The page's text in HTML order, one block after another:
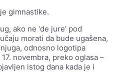
gimnastike.
ako ne ‘de jure’ pod
morati da bude ugašena,
odnosno logotipa
novembra, preko oglasa –
istog dana kada je i